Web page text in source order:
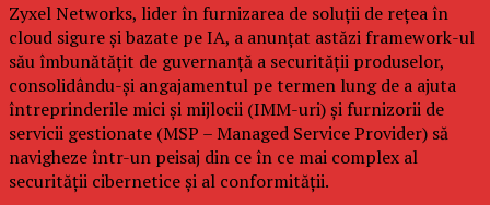
Zyxel Networks, lider în furnizarea de soluții de rețea în
cloud sigure și bazate pe IA, a anunțat astăzi framework-ul
său îmbunătățit de guvernanță a securității produselor,
consolidându-și angajamentul pe termen lung de a ajuta
întreprinderile mici și mijlocii (IMM-uri) și furnizorii de
servicii gestionate (MSP – Managed Service Provider) să
navigheze într-un peisaj din ce în ce mai complex al
securității cibernetice și al conformității.